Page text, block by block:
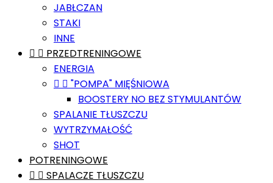
JABŁCZAN
STAKI
INNE
  PRZEDTRENINGOWE
ENERGIA
  "POMPA" MIĘŚNIOWA
BOOSTERY NO BEZ STYMULANTÓW
SPALANIE TŁUSZCZU
WYTRZYMAŁOŚĆ
SHOT
POTRENINGOWE
  SPALACZE TŁUSZCZU